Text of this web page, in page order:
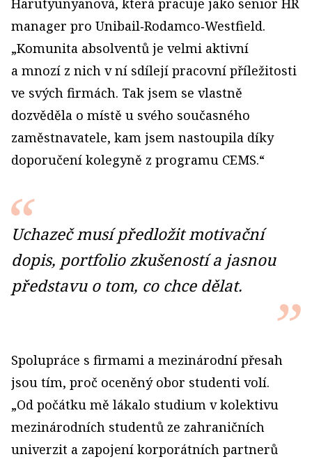
Harutyunyanová, která pracuje jako senior HR
manager pro Unibail‑Rodamco‑Westfield.
„Komunita absolventů je velmi aktivní
a mnozí z nich v ní sdílejí pracovní příležitosti
ve svých firmách. Tak jsem se vlastně
dozvěděla o místě u svého současného
zaměstnavatele, kam jsem nastoupila díky
doporučení kolegyně z programu CEMS.“
Uchazeč musí předložit motivační
dopis, portfolio zkušeností a jasnou
představu o tom, co chce dělat.
Spolupráce s firmami a mezinárodní přesah
jsou tím, proč oceněný obor studenti volí.
„Od počátku mě lákalo studium v kolektivu
mezinárodních studentů ze zahraničních
univerzit a zapojení korporátních partnerů